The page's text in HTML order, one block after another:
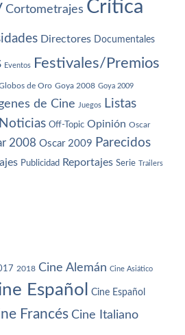
Cortometrajes Crítica
Directores Documentales
Eventos Festivales/Premios
de Oro Goya 2008 Goya 2009
de Cine Juegos Listas
Noticias Off-Topic Opinión Oscar
2008 Oscar 2009 Parecidos
Publicidad Reportajes Serie Trailers
2018 Cine Alemán Cine Asiático
Español Cine Español
Francés Cine Italiano